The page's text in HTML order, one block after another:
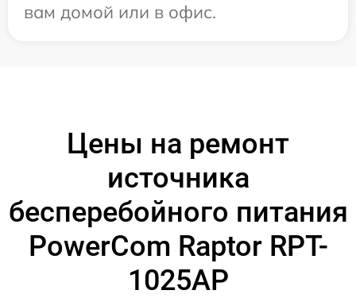
вам домой или в офис.
Цены на ремонт
источника
бесперебойного питания
PowerCom Raptor RPT-
1025AP